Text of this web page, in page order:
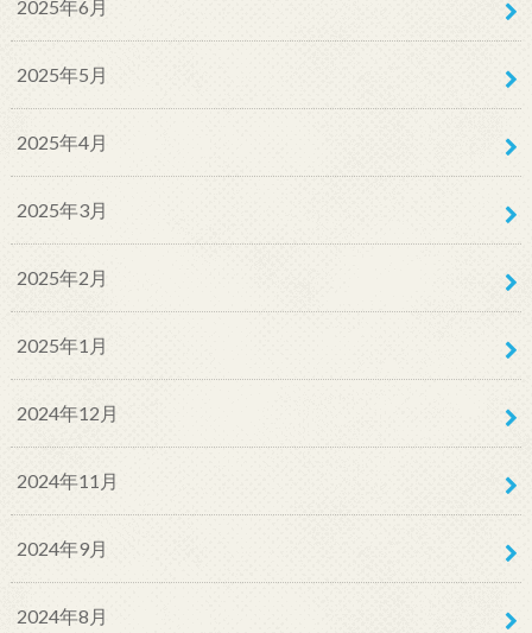
2025年6月
2025年5月
2025年4月
2025年3月
2025年2月
2025年1月
2024年12月
2024年11月
2024年9月
2024年8月